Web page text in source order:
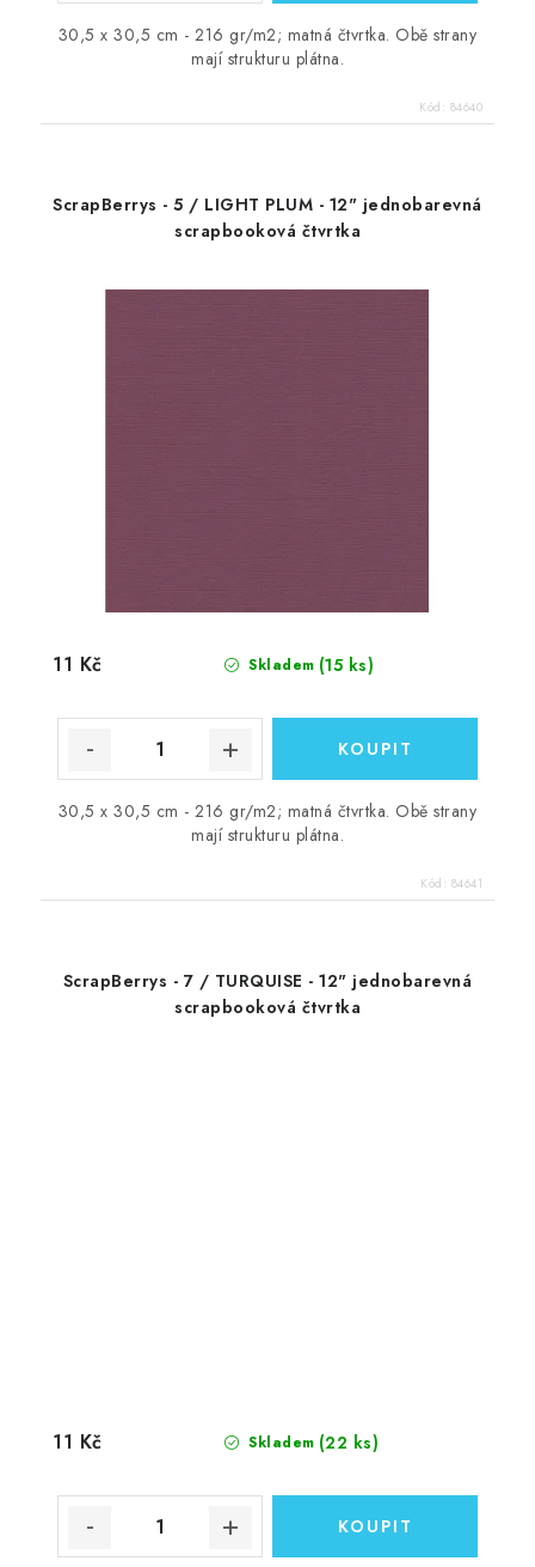
30,5 x 30,5 cm - 216 gr/m2; matná čtvrtka. Obě strany
mají strukturu plátna.
Kód: 84640
ScrapBerrys - 5 / LIGHT PLUM - 12" jednobarevná
scrapbooková čtvrtka
Skladem (15 ks)
11 Kč
30,5 x 30,5 cm - 216 gr/m2; matná čtvrtka. Obě strany
mají strukturu plátna.
Kód: 84641
ScrapBerrys - 7 / TURQUISE - 12" jednobarevná
scrapbooková čtvrtka
Skladem (22 ks)
11 Kč